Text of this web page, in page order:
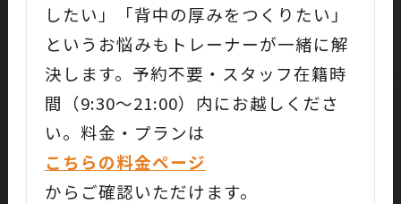
したい」「背中の厚みをつくりたい」
というお悩みもトレーナーが一緒に解
決します。予約不要・スタッフ在籍時
間（9:30〜21:00）内にお越しくださ
い。料金・プランは
こちらの料金ページ
からご確認いただけます。